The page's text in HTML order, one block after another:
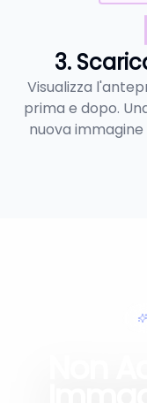
3.
Visualizza
prima e dopo.
nuova